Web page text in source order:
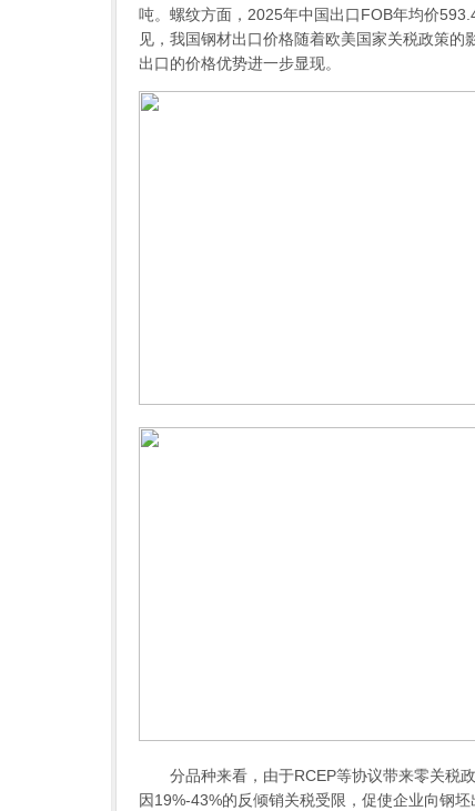
吨。螺纹方面，2025年中国出口FOB年均价
见，我国钢材出口价格随着欧美国家关税政策
出口的价格优势进一步显现。
分品种来看，由于RCEP等协议带来零关税政
因19%-43%的反倾销关税受限，促使企业向钢